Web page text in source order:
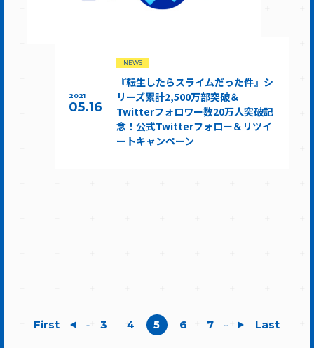
2021
05.16
NEWS
『転生したらスライムだった件』シ
リーズ累計2,500万部突破＆
Twitterフォロワー数20万人突破記
念！公式Twitterフォロー＆リツイ
ートキャンペーン
First 3 4 5 6 7 Last